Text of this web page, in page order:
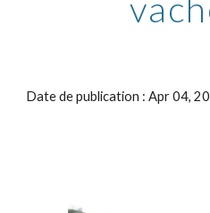
Date de publication : Apr 04,